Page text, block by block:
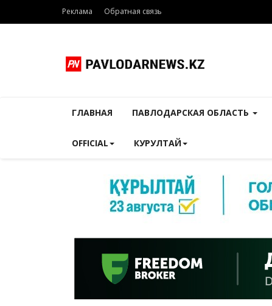
Реклама Обратная связь
ГЛАВНАЯ ПАВЛОДАРСКАЯ ОБЛАСТЬ
OFFICIAL КУРУЛТАЙ